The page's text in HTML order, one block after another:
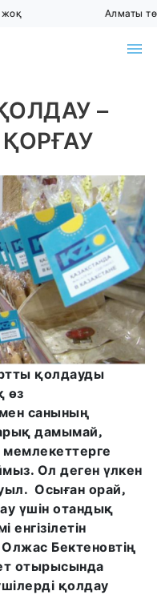
Алматы
–
қолдауды
өз
санының
дамымай,
Ол деген үлкен
Осыған орай,
үшін отандық
енгізілетін
Бектеновтің
отырысында
қолдау